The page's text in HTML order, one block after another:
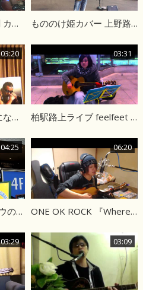
俺らの家まで 長渕剛 カバー 路上ライブ もののけ姫カバー 上野路上ライブ
03:20
長渕剛 『 しあわせになろうよ 』カバー
03:31
柏駅路上ライブ feelfeet kana
04:25
井上苑子 「タイヨウのうた」
06:20
ONE OK ROCK 『Wherever you are』 cover
03:29 03:09